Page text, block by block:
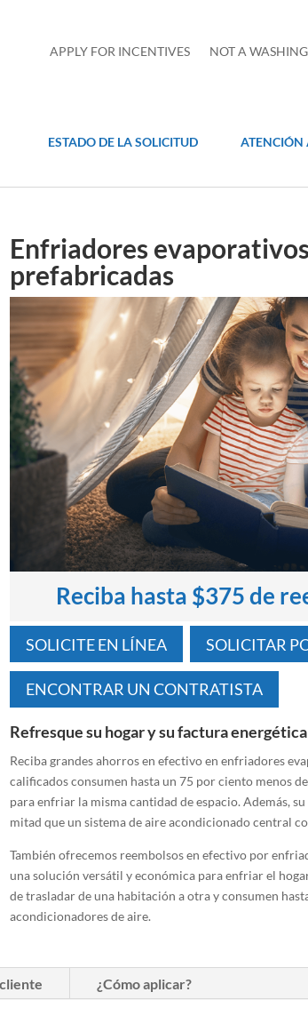
APPLY FOR INCENTIVES NOT A
ESTADO DE LA SOLICITUD ATENCIÓN
Enfriadores
prefabricadas
Reciba hasta $375 de
SOLICITE EN LÍNEA SOLICITAR
ENCONTRAR UN CONTRATISTA
Refresque su hogar y su factura energética
Reciba grandes ahorros en efectivo en enfriadores
calificados consumen hasta un 75 por ciento menos
para enfriar la misma cantidad de espacio. Además,
mitad que un sistema de aire acondicionado central
También ofrecemos reembolsos en efectivo por
una solución versátil y económica para enfriar el
de trasladar de una habitación a otra y consumen
acondicionadores de aire.
¿Cómo aplicar?